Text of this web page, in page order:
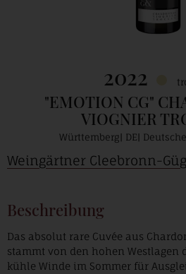
2022
"EMOTION CG"
VIOGNIER
Württemberg DE
Weingärtner Cleebronn-
Beschreibung
Das absolut rare Cuvée aus
stammt von den hohen Westlagen
kühle Winde im Sommer für